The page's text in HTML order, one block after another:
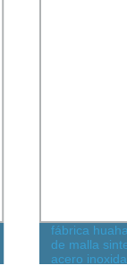
fábrica
de malla
acero